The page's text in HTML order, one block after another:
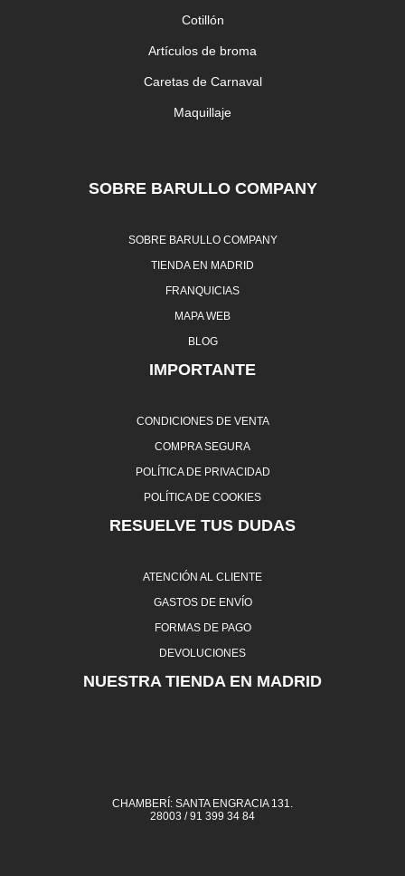
Cotillón
Artículos de broma
Caretas de Carnaval
Maquillaje
SOBRE BARULLO COMPANY
SOBRE BARULLO COMPANY
TIENDA EN MADRID
FRANQUICIAS
MAPA WEB
BLOG
IMPORTANTE
CONDICIONES DE VENTA
COMPRA SEGURA
POLÍTICA DE PRIVACIDAD
POLÍTICA DE COOKIES
RESUELVE TUS DUDAS
ATENCIÓN AL CLIENTE
GASTOS DE ENVÍO
FORMAS DE PAGO
DEVOLUCIONES
NUESTRA TIENDA EN MADRID
CHAMBERÍ: SANTA ENGRACIA 131.
28003 / 91 399 34 84